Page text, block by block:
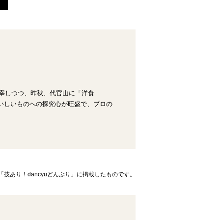
しつつ、昨秋、代官山に「洋食
しいものへの探究心が旺盛で、プロの
技あり！dancyuどんぶり」に掲載したものです。